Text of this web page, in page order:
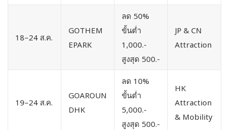
18–24 ส.ค.
GOTHEM
EPARK
ลด 50%
ขั้นต่ำ
1,000.-
สูงสุด 500.-
JP & CN
Attraction
19–24 ส.ค.
GOAROUN
DHK
ลด 10%
ขั้นต่ำ
5,000.-
สูงสุด 500.-
HK
Attraction
& Mobility